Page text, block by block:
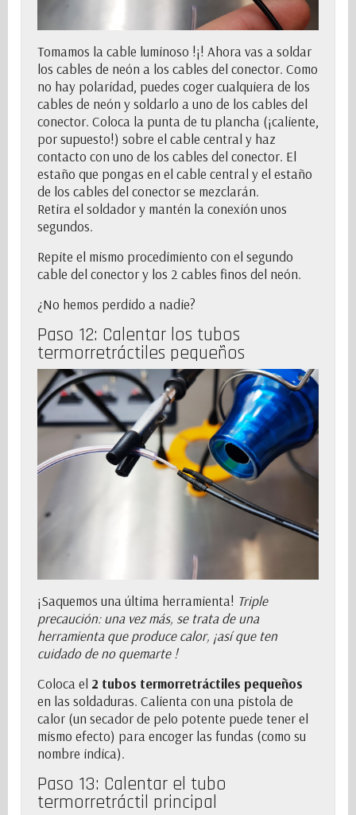
Tomamos la cable luminoso !¡! Ahora vas a soldar
los cables de neón a los cables del conector. Como
no hay polaridad, puedes coger cualquiera de los
cables de neón y soldarlo a uno de los cables del
conector. Coloca la punta de tu plancha (¡caliente,
por supuesto!) sobre el cable central y haz
contacto con uno de los cables del conector. El
estaño que pongas en el cable central y el estaño
de los cables del conector se mezclarán.
Retira el soldador y mantén la conexión unos
segundos.
Repite el mismo procedimiento con el segundo
cable del conector y los 2 cables finos del neón.
¿No hemos perdido a nadie?
Paso 12: Calentar los tubos
termorretráctiles pequeños
¡Saquemos una última herramienta! Triple
precaución: una vez más, se trata de una
herramienta que produce calor, ¡así que ten
cuidado de no quemarte !
Coloca el 2 tubos termorretráctiles pequeños
en las soldaduras. Calienta con una pistola de
calor (un secador de pelo potente puede tener el
mismo efecto) para encoger las fundas (como su
nombre indica).
Paso 13: Calentar el tubo
termorretráctil principal